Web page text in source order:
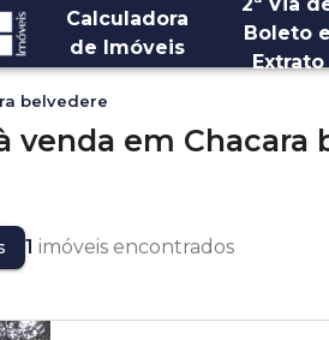
Calculadora
de Imóveis
Boleto e
Extrato
belvedere
venda em Chacara
1 imóveis encontrados